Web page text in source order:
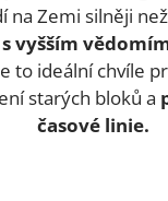
na Zemi silněji
vyšším
to ideální chvíle
starých bloků a
časové linie.